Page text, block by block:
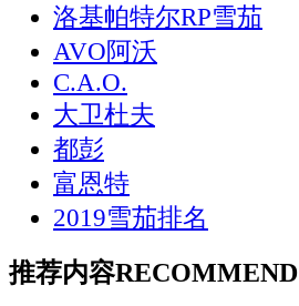
洛基帕特尔RP雪茄
AVO阿沃
C.A.O.
大卫杜夫
都彭
富恩特
2019雪茄排名
推荐内容RECOMMEND